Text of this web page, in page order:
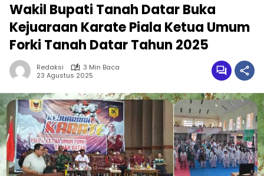
Wakil Bupati Tanah Datar Buka
Kejuaraan Karate Piala Ketua Umum
Forki Tanah Datar Tahun 2025
Redaksi
3 Min Baca
23 Agustus 2025